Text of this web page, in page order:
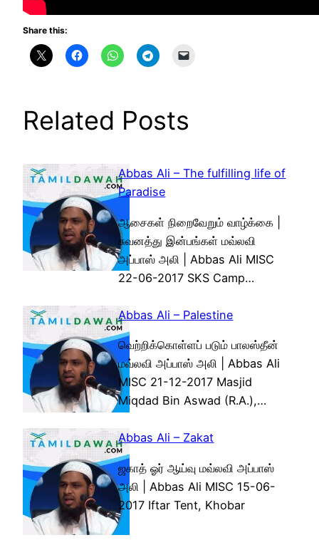
Share this:
Related Posts
Abbas Ali – The fulfilling life of
Paradise
ஆசைகள் நிறைவேறும் வாழ்க்கை |
சுவனத்து இன்பங்கள் மவ்லவி
அப்பாஸ் அலி | Abbas Ali MISC
22-06-2017 SKS Camp…
Abbas Ali – Palestine
வெற்றிக்கொள்ளப் படும் பாலஸ்தீன்
மவ்லவி அப்பாஸ் அலி | Abbas Ali
MISC 21-12-2017 Masjid
Miqdad Bin Aswad (R.A.),…
Abbas Ali – Zakat
ஜகாத் ஓர் ஆய்வு மவ்லவி அப்பாஸ்
அலி | Abbas Ali MISC 15-06-
2017 Iftar Tent, Khobar